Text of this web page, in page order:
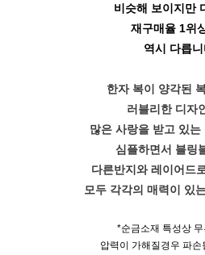
비슷해 보이지만
재구매율 1위
역시 다릅
한자 복이 양각된
러블리한 디자
많은 사랑을 받고 있는
심플하면서 블링
다른반지와 레이어드
모두 각각의 매력이 있
*순금소재 특성상 무
압력이 가해질경우 파손